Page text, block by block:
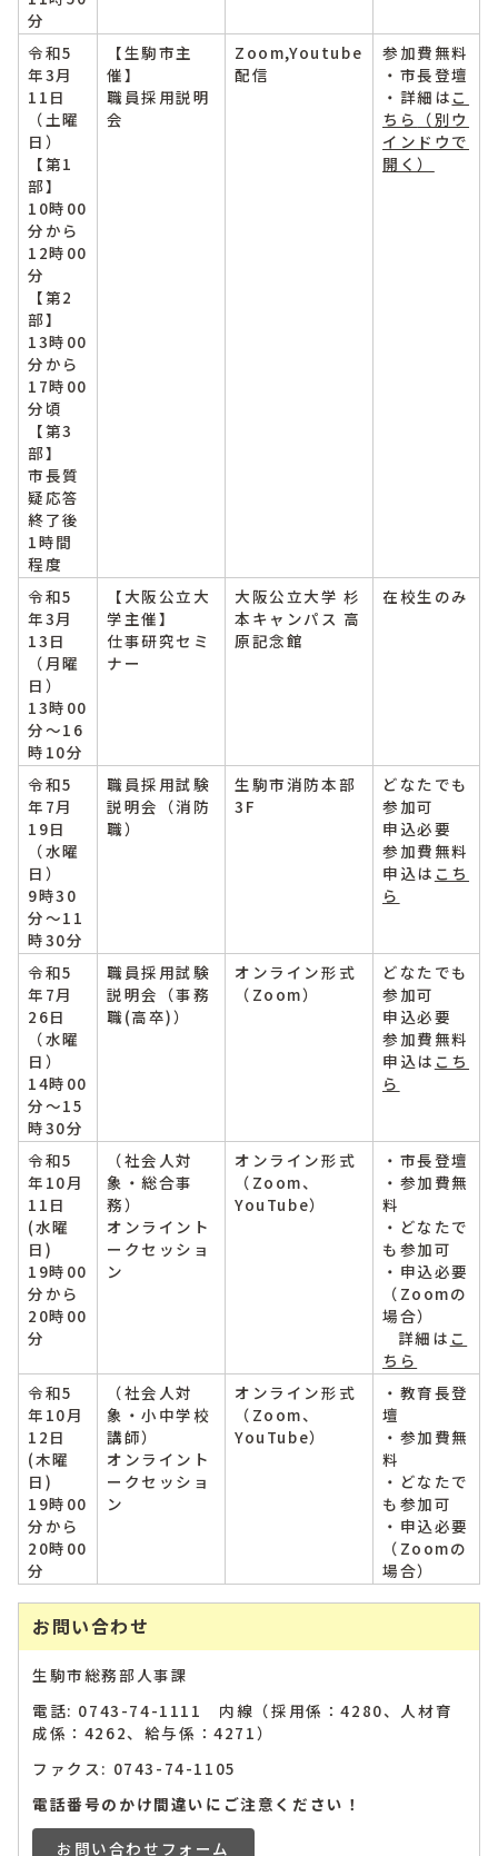
分
令和5
年3月
11日
（土曜
日）
【第1
部】
10時00
分から
12時00
分
【第2
部】
13時00
分から
17時00
分頃
【第3
部】
市長質
疑応答
終了後
1時間
程度
【生駒市主
催】
職員採用説明
会
Zoom,Youtube
配信
参加費無料
・市長登壇
・詳細は こ
ちら （別ウ
インドウで
開く）
令和5
年3月
13日
（月曜
日）
13時00
分～16
時10分
【大阪公立大
学主催】
仕事研究セミ
ナー
大阪公立大学 杉
本キャンパス 高
原記念館
在校生のみ
令和5
年7月
19日
（水曜
日）
9時30
分～11
時30分
職員採用試験
説明会（消防
職）
生駒市消防本部
3F
どなたでも
参加可
申込必要
参加費無料
申込は こち
ら
令和5
年7月
26日
（水曜
日）
14時00
分～15
時30分
職員採用試験
説明会（事務
職(高卒)）
オンライン形式
（Zoom）
どなたでも
参加可
申込必要
参加費無料
申込は こち
ら
令和5
年10月
11日
(水曜
日)
19時00
分から
20時00
分
（社会人対
象・総合事
務）
オンライント
ークセッショ
ン
オンライン形式
（Zoom、
YouTube）
・市長登壇
・参加費無
料
・どなたで
も参加可
・申込必要
（Zoomの
場合）
詳細は こ
ちら
令和5
年10月
12日
(木曜
日)
19時00
分から
20時00
分
（社会人対
象・小中学校
講師）
オンライント
ークセッショ
ン
オンライン形式
（Zoom、
YouTube）
・教育長登
壇
・参加費無
料
・どなたで
も参加可
・申込必要
（Zoomの
場合）
お問い合わせ
生駒市総務部人事課
電話: 0743-74-1111 内線（採用係：4280、人材育
成係：4262、給与係：4271）
ファクス: 0743-74-1105
電話番号のかけ間違いにご注意ください！
お問い合わせフォーム